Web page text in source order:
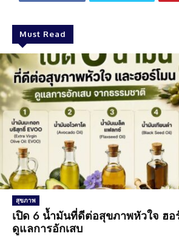
Must Read
สุขภาพ
เปิด 6 น้ำมันที่ดีต่อสุขภาพหัวใจ ฮอ
ดูแลการอักเสบ